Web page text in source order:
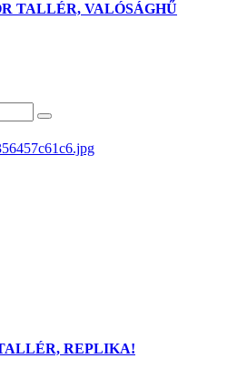
TALLÉR, VALÓSÁGHŰ
REPLIKA!